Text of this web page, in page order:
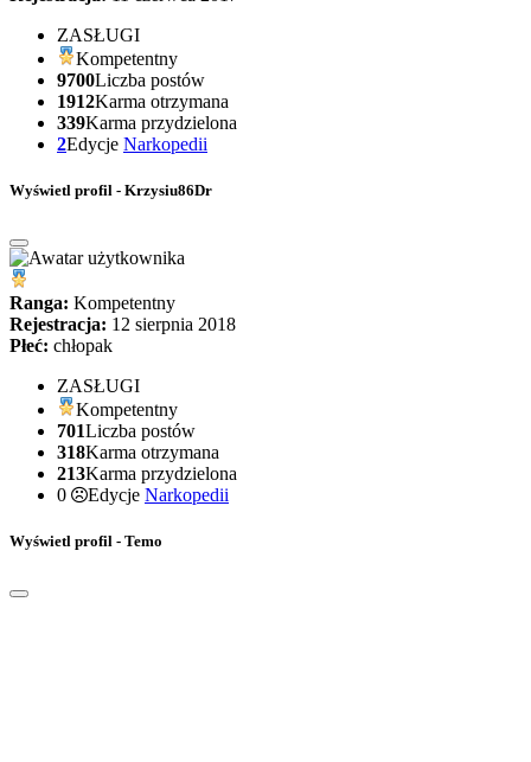
ZASŁUGI
Kompetentny
9700Liczba postów
1912Karma otrzymana
339Karma przydzielona
2Edycje Narkopedii
Wyświetl profil - Krzysiu86Dr
Ranga: Kompetentny
Rejestracja: 12 sierpnia 2018
Płeć: chłopak
ZASŁUGI
Kompetentny
701Liczba postów
318Karma otrzymana
213Karma przydzielona
0
Edycje Narkopedii
Wyświetl profil - Temo